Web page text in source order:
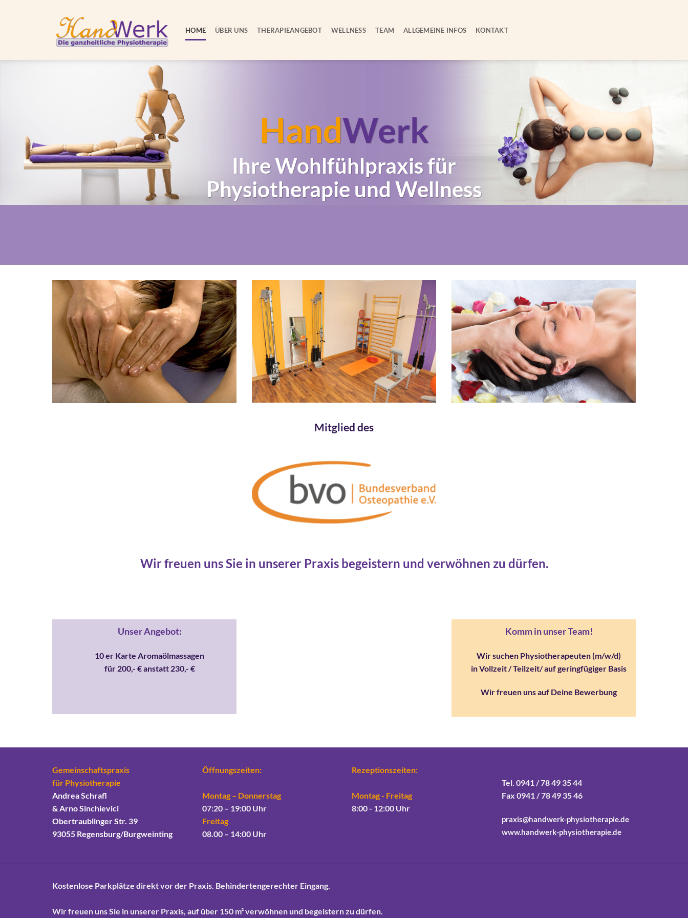
HOME ÜBER UNS THERAPIEANGEBOT WELLNESS TEAM ALLGEMEINE INFOS KONTAKT
HandWerk
Ihre Wohlfühlpraxis für
Physiotherapie und Wellness
Mitglied des
Wir freuen uns Sie in unserer Praxis begeistern und verwöhnen zu dürfen.
Unser Angebot:
10 er Karte Aromaölmassagen
für 200,- € anstatt 230,- €
Komm in unser Team!
Wir suchen Physiotherapeuten (m/w/d)
in Vollzeit / Teilzeit/ auf geringfügiger Basis
Wir freuen uns auf Deine Bewerbung
Gemeinschaftspraxis
für Physiotherapie
Andrea Schrafl
& Arno Sinchievici
Obertraublinger Str. 39
93055 Regensburg/Burgweinting
Öffnungszeiten:
Montag – Donnerstag
07:20 – 19:00 Uhr
Freitag
08.00 – 14:00 Uhr
Rezeptionszeiten:
Montag - Freitag
8:00 - 12:00 Uhr
Tel. 0941 / 78 49 35 44
Fax 0941 / 78 49 35 46
praxis@handwerk-physiotherapie.de
www.handwerk-physiotherapie.de
Kostenlose Parkplätze direkt vor der Praxis. Behindertengerechter Eingang.
Wir freuen uns Sie in unserer Praxis, auf über 150 m² verwöhnen und begeistern zu dürfen.